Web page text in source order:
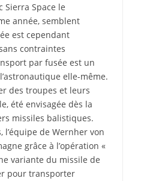
Sierra Space le
année, semblent
est cependant
contraintes
par fusée est un
elle-­même.
des troupes et leurs
été envisagée dès la
missiles balistiques.
l’équipe de Wernher von
grâce à l’opération «
variante du missile de
pour transporter